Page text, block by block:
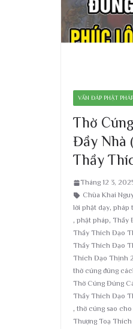
VẤN ĐÁP PHẬT PHÁP
Thờ
Đầy Nhà
Thầy
Tháng 12 3,
Chùa Khai
lời phật dạy, pháp
, phật pháp, Thầy
Thầy Thích Đạo
Thầy Thích Đạo
Thích Đạo Thịnh
thờ cúng đúng
Thờ Cúng Đúng
Thầy Thích Đạo
, thờ cúng sao cho
Thượng Toạ